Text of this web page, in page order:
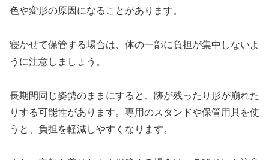
色や変形の原因になることがあります。
寝かせて保管する場合は、体の一部に負担が集中しないよ
うに注意しましょう。
長期間同じ姿勢のままにすると、跡が残ったり形が崩れた
りする可能性があります。専用のスタンドや保管用具を使
うと、負担を軽減しやすくなります。